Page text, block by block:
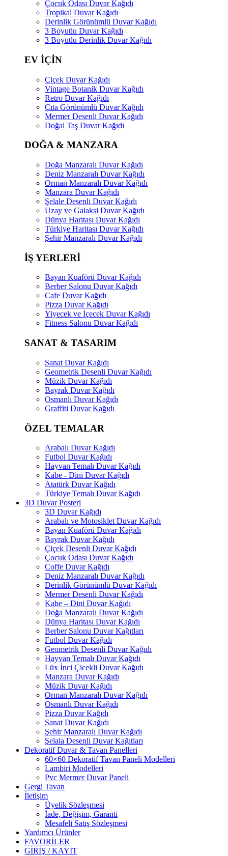
Çocuk Odası Duvar Kağıdı
Tropikal Duvar Kağıdı
Derinlik Görünümlü Duvar Kağıdı
3 Boyutlu Duvar Kağıdı
3 Boyutlu Derinlik Duvar Kağıdı
EV İÇİN
Çiçek Duvar Kağıdı
Vintage Botanik Duvar Kağıdı
Retro Duvar Kağıdı
Çıta Görünümlü Duvar Kağıdı
Mermer Desenli Duvar Kağıdı
Doğal Taş Duvar Kağıdı
DOĞA & MANZARA
Doğa Manzaralı Duvar Kağıdı
Deniz Manzaralı Duvar Kağıdı
Orman Manzaralı Duvar Kağıdı
Manzara Duvar Kağıdı
Şelale Desenli Duvar Kağıdı
Uzay ve Galaksi Duvar Kağıdı
Dünya Haritası Duvar Kağıdı
Türkiye Haritası Duvar Kağıdı
Şehir Manzaralı Duvar Kağıdı
İŞ YERLERİ
Bayan Kuaförü Duvar Kağıdı
Berber Salonu Duvar Kağıdı
Cafe Duvar Kağıdı
Pizza Duvar Kağıdı
Yiyecek ve İçecek Duvar Kağıdı
Fitness Salonu Duvar Kağıdı
SANAT & TASARIM
Sanat Duvar Kağıdı
Geometrik Desenli Duvar Kağıdı
Müzik Duvar Kağıdı
Bayrak Duvar Kağıdı
Osmanlı Duvar Kağıdı
Graffiti Duvar Kağıdı
ÖZEL TEMALAR
Arabalı Duvar Kağıdı
Futbol Duvar Kağıdı
Hayvan Temalı Duvar Kağıdı
Kabe - Dini Duvar Kağıdı
Atatürk Duvar Kağıdı
Türkiye Temalı Duvar Kağıdı
3D Duvar Posteri
3D Duvar Kağıdı
Arabalı ve Motosiklet Duvar Kağıdı
Bayan Kuaförü Duvar Kağıdı
Bayrak Duvar Kağıdı
Çiçek Desenli Duvar Kağıdı
Çocuk Odası Duvar Kağıdı
Coffe Duvar Kağıdı
Deniz Manzaralı Duvar Kağıdı
Derinlik Görünümlü Duvar Kağıdı
Mermer Desenli Duvar Kağıdı
Kabe – Dini Duvar Kağıdı
Doğa Manzaralı Duvar Kağıdı
Dünya Haritası Duvar Kağıdı
Berber Salonu Duvar Kağıtları
Futbol Duvar Kağıdı
Geometrik Desenli Duvar Kağıdı
Hayvan Temalı Duvar Kağıdı
Lüx İnci Çicekli Duvar Kağıdı
Manzara Duvar Kağıdı
Müzik Duvar Kağıdı
Orman Manzaralı Duvar Kağıdı
Osmanlı Duvar Kağıdı
Pizza Duvar Kağıdı
Sanat Duvar Kağıdı
Şehir Manzaralı Duvar Kağıdı
Şelala Desenli Duvar Kağıtları
Dekoratif Duvar & Tavan Panelleri
60×60 Dekoratif Tavan Paneli Modelleri
Lambiri Modelleri
Pvc Mermer Duvar Paneli
Gergi Tavan
İletişim
Üyelik Sözleşmesi
İade, Değişim, Garanti
Mesafeli Satış Sözleşmesi
Yardımcı Ürünler
FAVORİLER
GİRİŞ / KAYIT